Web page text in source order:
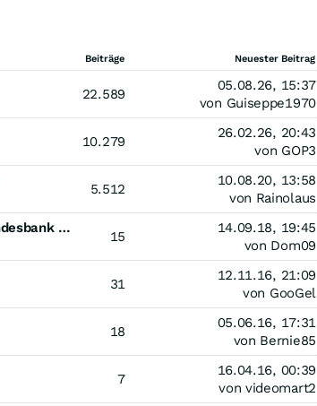
Beiträge Neuester Beitrag
22.589
05.08.26, 15:37
von Guiseppe1970
10.279
26.02.26, 20:43
von GOP3
5.512
10.08.20, 13:58
von Rainolaus
Armes rückständiges Deutschland: Der Goldschatz der Bundesbank vernichtet Milliarden
15
14.09.18, 19:45
von Dom09
31
12.11.16, 21:09
von GooGel
18
05.06.16, 17:31
von Bernie85
7
16.04.16, 00:39
von videomart2